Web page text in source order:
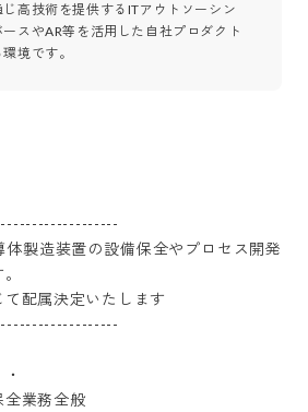
高技術を提供するITアウトソーシン
スやAR等を活用した自社プロダクト
境です。
製造装置の設備保全やプロセス開発
配属決定いたします
全業務全般